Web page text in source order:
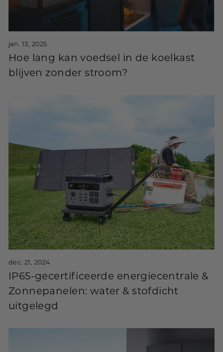
jan. 13, 2025
Hoe lang kan voedsel in de koelkast
blijven zonder stroom?
dec. 21, 2024
IP65-gecertificeerde energiecentrale &
Zonnepanelen: water & stofdicht
uitgelegd